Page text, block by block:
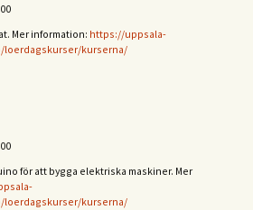
Mer information: https://uppsala-
loerdagskurser/kurserna/
för att bygga elektriska maskiner. Mer
loerdagskurser/kurserna/